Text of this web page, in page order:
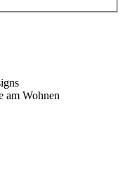
am Wohnen